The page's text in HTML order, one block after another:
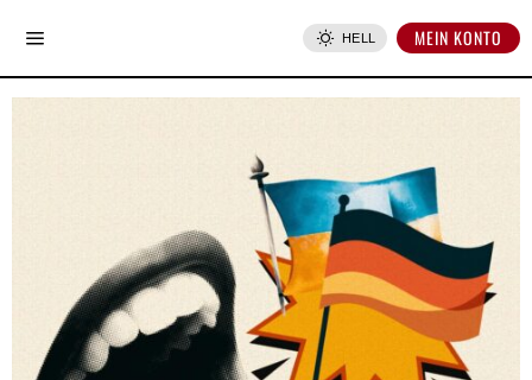
HELL MEIN KONTO